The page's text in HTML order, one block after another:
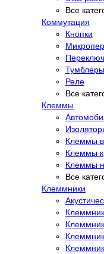
Все
Коммутация
Кнопки
Тумблеры
Реле
Все
Клеммы
Клеммы
Клеммы
Клеммы
Все
Клеммники